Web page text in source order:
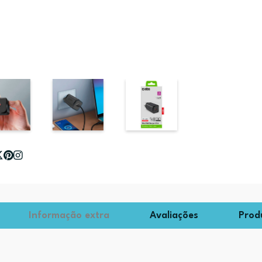
Informação extra Avaliações